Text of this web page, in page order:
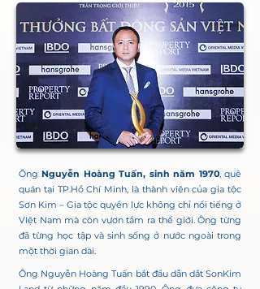
ÔngNguyễn Hoàng Tuấn, sinh năm 1970, quê
quán tại TP.Hồ Chí Minh, là thành viên của gia tộc
Sơn Kim – Gia tộc quyền lực không chỉ nổi tiếng ở
VIệt Nam mà còn vươn tầm ra thế giới. Ông từng
đã từng học tập và sinh sống ở nước ngoài trong
một thời gian dài.
Ông Nguyễn Hoàng Tuấn bắt đầu dẫn dắt SonKim